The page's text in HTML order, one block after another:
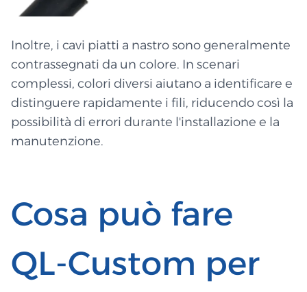
Inoltre, i cavi piatti a nastro sono generalmente
contrassegnati da un colore. In scenari
complessi, colori diversi aiutano a identificare e
distinguere rapidamente i fili, riducendo così la
possibilità di errori durante l'installazione e la
manutenzione.
Cosa può fare
QL-Custom per